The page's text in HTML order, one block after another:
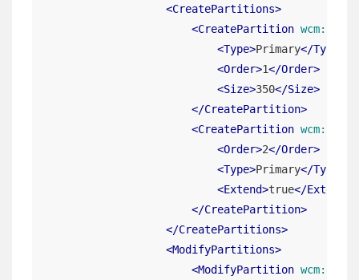
<CreatePartitions>
<CreatePartition
<Type>Primary</Type
<Order>1</Order>
<Size>350</Size>
</CreatePartition>
<CreatePartition
<Order>2</Order>
<Type>Primary</Type
<Extend>true</Extend
</CreatePartition>
</CreatePartitions>
<ModifyPartitions>
<ModifyPartition